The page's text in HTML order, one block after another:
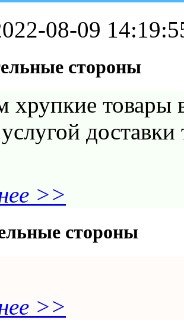
08-09
стороны
хрупкие товары
>>
стороны
>>